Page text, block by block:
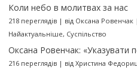
Коли небо в молитвах за нас
218 переглядів| від Оксана Ровенчак|
Найактуальніше, Суспільство
Оксана Ровенчак: «Указувати
216 переглядів| від Христина